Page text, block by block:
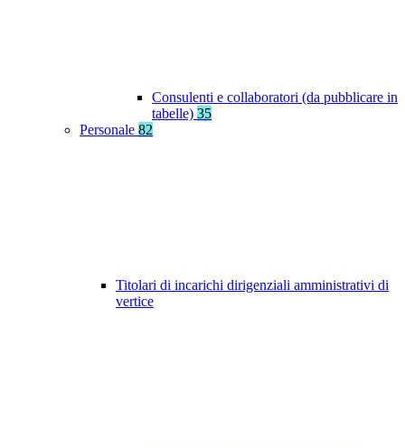
Consulenti e collaboratori (da pubblicare in
tabelle) 35
Personale 82
Titolari di incarichi dirigenziali amministrativi di
vertice